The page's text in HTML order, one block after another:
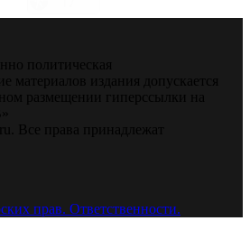
политическая
материалов издания допускается
размещении гиперссылки на
Все права принадлежат
прав. Ответственности.